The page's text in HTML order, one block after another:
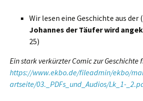
Wir lesen eine Geschichte aus der
Johannes der Täufer wird
25)
Ein stark verkürzter Comic zur Geschichte
https://www.ekbo.de/fileadmin/ekbo/
artseite/03._PDFs_und_Audios/Lk_1-